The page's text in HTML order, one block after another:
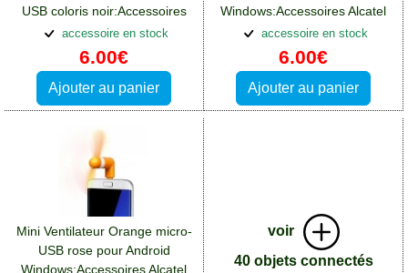
USB coloris noir:Accessoires
Alcatel Pop 4 Plus
accessoire en stock
6.00€
Ajouter au panier
Windows:Accessoires Alcatel
Pop 4 Plus
accessoire en stock
6.00€
Ajouter au panier
Mini Ventilateur Orange micro-
USB rose pour Android
Windows:Accessoires Alcatel
voir
40 objets connectés